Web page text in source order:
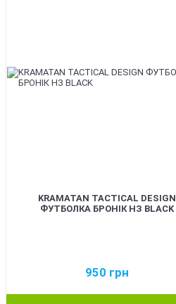
KRAMATAN TACTICAL DESIGN
ФУТБОЛКА БРОНІК НЗ BLACK
950 грн